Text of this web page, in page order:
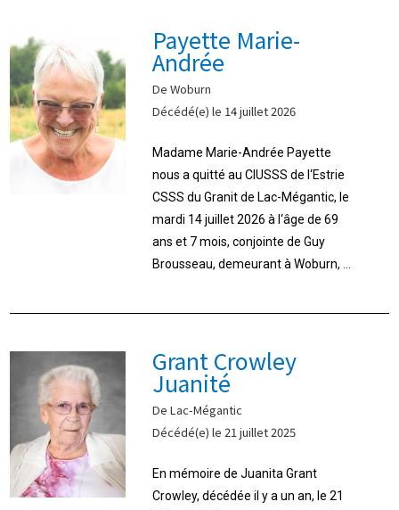
Payette Marie-
Andrée
De Woburn
Décédé(e) le 14 juillet 2026
Madame Marie-Andrée Payette
nous a quitté au CIUSSS de l‘Estrie
CSSS du Granit de Lac-Mégantic, le
mardi 14 juillet 2026 à l‘âge de 69
ans et 7 mois, conjointe de Guy
Brousseau, demeurant à Woburn, ...
Grant Crowley
Juanité
De Lac-Mégantic
Décédé(e) le 21 juillet 2025
En mémoire de Juanita Grant
Crowley, décédée il y a un an, le 21